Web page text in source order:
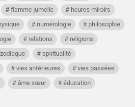
flamme jumelle
heures miroirs
numérologie
philosophie
relations
religions
spiritualité
vies antérieures
vies passées
âme sœur éducation